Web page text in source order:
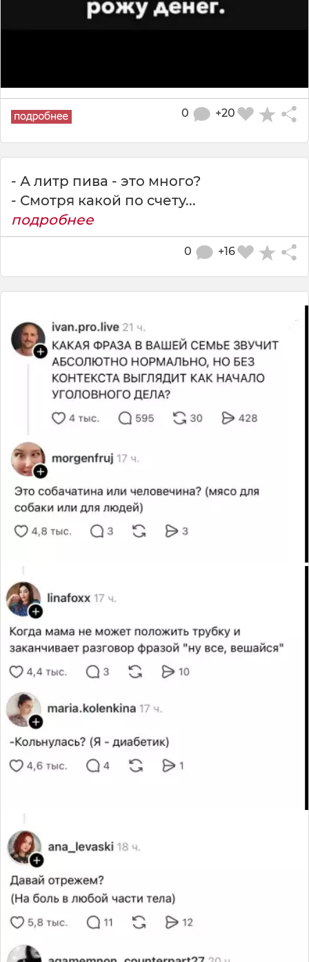
+20
0
- А литр пива - это много?
- Смотря какой по счету...
подробнее
+16
0